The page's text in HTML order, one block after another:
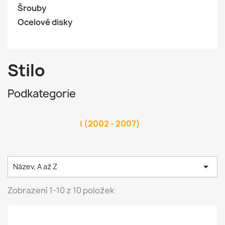
Šrouby
Ocelové disky
Stilo
Podkategorie
I (2002 - 2007)
Název, A až Z 
Zobrazení 1-10 z 10 položek